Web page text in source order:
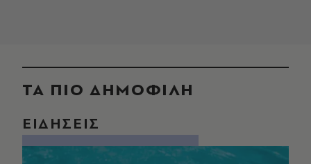
ΤΑ ΠΙΟ ΔΗΜΟΦΙΛΗ
ΕΙΔΗΣΕΙΣ